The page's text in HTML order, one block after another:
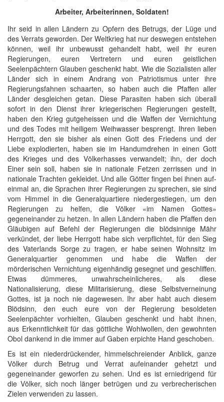
Arbeiter, Arbeiterinnen, Soldaten!
Ihr seid in allen Ländern zu Opfern des Betrugs, der Lüge und
des Verrats geworden. Der Weltkrieg hat nur deswegen entstehen
können, weil ihr unbewusst gehandelt habt, weil ihr euren
Regierungen, euren Vertretern und euren geistlichen
Seelenpächtern Glauben geschenkt habt. Wie die Sozialisten aller
Länder sich in einem Andrang von Patriotismus unter ihre
Regierungsfahnen schaarten, so haben auch die Pfaffen aller
Länder desgleichen getan. Diese Parasiten haben sich überall
sofort in den Dienst ihrer kriegerischen Regierungen gestellt,
haben den Krieg gutgeheissen und die Waffen der Vernichtung
und des Todes mit heiligem Weihwasser besprengt. Ihren lieben
Herrgott, den sie bisher als einen Gott des Friedens und der
Liebe explodierten, haben sie im Handumdrehen in einen Gott
des Krieges und des Völkerhasses verwandelt; ihn, der doch
Einer sein soll, haben sie in nationale Fetzen zerrissen und in
nationale Trachten gekleidet. Und alle Götter fingen bei ihnen auf-
einmal an, die Sprachen ihrer Regierungen zu sprechen, sie sind
vom Himmel in die Generalquartiere niedergestiegen, um den
Regierungen zu helfen, die Völker «im Namen Gottes»
gegeneinander zu hetzen. In allen Ländern haben die Pfaffen den
Gläubigen auf Befehl der Regierungen die blödsinnige Mähr
verkündet, der liebe Herrgott habe sich verpflichtet, für den Sieg
des Vaterlands Sorge zu tragen, er habe seinen Wohnsitz im
Generalquartier genommen und habe die Waffen der
mörderischen Vernichtung eigenhändig gesegnet und geschliffen.
Etwas dümmeres, unwahrscheinlicheres, als diese
Nationalisierung, diese Militarisierung, diese Selbstverneinung
Gottes, ist ja noch nie dagewesen. Ihr aber habt auch diesem
Blödsinn, den euch eure von der Regierung besoldeten
Seelenpächter vorhielten, Glauben geschenkt und habt ihnen,
aus Erkenntlichkeit für das göttliche Wohlwollen, den gewohnten
Obol dankend in die immer auf Gaben erpichte Hand geschoben.
Es ist ein niederdrückender, himmelschreiender Anblick, ganze
Völker durch Betrug und Verrat aufeinander gehetzt und
gegeneinander geworfen zu sehen. Und es ist erniedrigend für
die Völker, sich noch länger betrügen und zu verbrecherischen
Zielen verwenden zu lassen.